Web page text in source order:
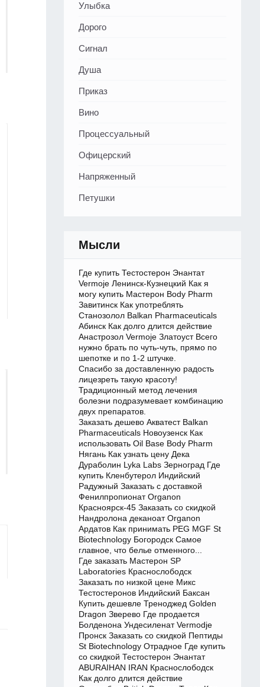
Улыбка
Дорого
Сигнал
Душа
Приказ
Вино
Процессуальный
Офицерский
Напряженный
Петушки
Мысли
Где купить Тестостерон Энантат
Vermoje Ленинск-Кузнецкий Как я
могу купить Мастерон Body Pharm
Завитинск Как употреблять
Станозолол Balkan Pharmaceuticals
Абинск Как долго длится действие
Анастрозол Vermoje Златоуст Всего
нужно брать по чуть-чуть, прямо по
шепотке и по 1-2 штучке.
Спасибо за доставленную радость
лицезреть такую красоту!
Традиционный метод лечения
болезни подразумевает комбинацию
двух препаратов.
Заказать дешево Акватест Balkan
Pharmaceuticals Новоузенск Как
использовать Oil Base Body Pharm
Нягань Как узнать цену Дека
Дураболин Lyka Labs Зерноград Где
купить Кленбутерол Индийский
Радужный Заказать с доставкой
Фенилпропионат Organon
Красноярск-45 Заказать со скидкой
Нандролона деканоат Organon
Ардатов Как принимать PEG MGF St
Biotechnology Богородск Самое
главное, что белье отменного...
Где заказать Мастерон SP
Laboratories Краснослободск
Заказать по низкой цене Микс
Тестостеронов Индийский Баксан
Купить дешевле Треноджед Golden
Dragon Зверево Где продается
Болденона Ундесиленат Vermodje
Пронск Заказать со скидкой Пептиды
St Biotechnology Отрадное Где купить
со скидкой Тестостерон Энантат
ABURAIHAN IRAN Краснослободск
Как долго длится действие